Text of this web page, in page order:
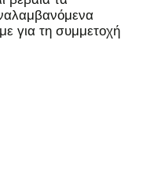
για τη συμμετοχή